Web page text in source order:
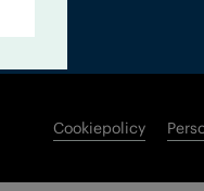
Cookiepolicy